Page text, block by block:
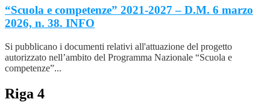
“Scuola e competenze” 2021-2027 – D.M. 6 marzo
2026, n. 38. INFO
Si pubblicano i documenti relativi all'attuazione del progetto
autorizzato nell’ambito del Programma Nazionale “Scuola e
competenze”...
Riga 4